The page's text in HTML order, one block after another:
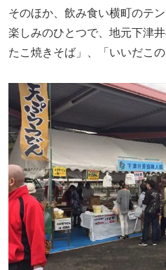
そのほか、飲み食い横町のテ
楽しみのひとつで、地元下津
たこ焼きそば」、「いいだこ